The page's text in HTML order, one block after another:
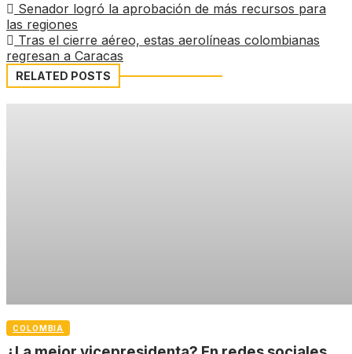
Senador logró la aprobación de más recursos para
las regiones
Tras el cierre aéreo, estas aerolíneas colombianas
regresan a Caracas
RELATED POSTS
COLOMBIA